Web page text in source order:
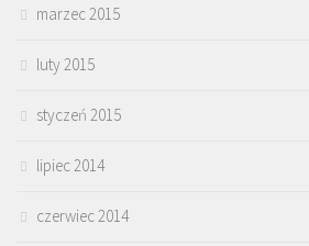
marzec 2015
luty 2015
styczeń 2015
lipiec 2014
czerwiec 2014